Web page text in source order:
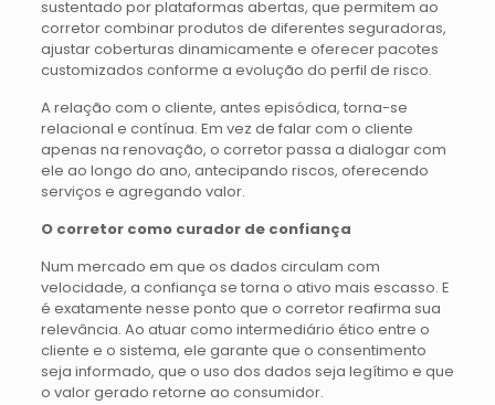
sustentado por plataformas abertas, que permitem ao
corretor combinar produtos de diferentes seguradoras,
ajustar coberturas dinamicamente e oferecer pacotes
customizados conforme a evolução do perfil de risco.
A relação com o cliente, antes episódica, torna-se
relacional e contínua. Em vez de falar com o cliente
apenas na renovação, o corretor passa a dialogar com
ele ao longo do ano, antecipando riscos, oferecendo
serviços e agregando valor.
O corretor como curador de confiança
Num mercado em que os dados circulam com
velocidade, a confiança se torna o ativo mais escasso. E
é exatamente nesse ponto que o corretor reafirma sua
relevância. Ao atuar como intermediário ético entre o
cliente e o sistema, ele garante que o consentimento
seja informado, que o uso dos dados seja legítimo e que
o valor gerado retorne ao consumidor.